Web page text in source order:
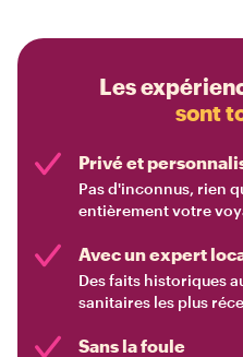
Les
sont
Privé et
Pas d'inconnus, rien
entièrement votre
Avec un expert
Des faits historiques
sanitaires les plus
Sans la foule